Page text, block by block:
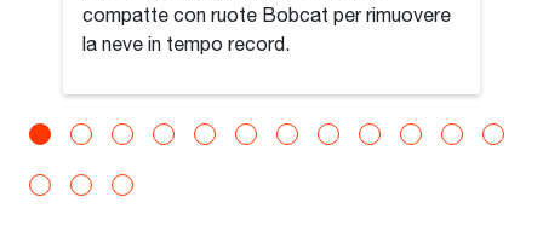
compatte con ruote Bobcat per rimuovere
la neve in tempo record.